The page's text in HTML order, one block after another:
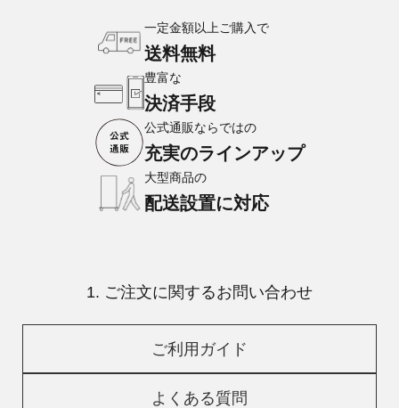
一定金額以上ご購入で
送料無料
豊富な
決済手段
公式通販ならではの
充実のラインアップ
大型商品の
配送設置に対応
1. ご注文に関するお問い合わせ
ご利用ガイド
よくある質問